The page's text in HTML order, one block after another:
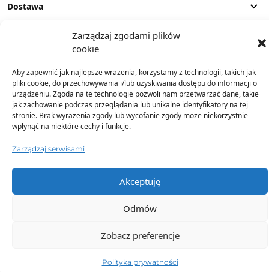
Zarządzaj zgodami plików
cookie
Aby zapewnić jak najlepsze wrażenia, korzystamy z technologii, takich jak
pliki cookie, do przechowywania i/lub uzyskiwania dostępu do informacji o
urządzeniu. Zgoda na te technologie pozwoli nam przetwarzać dane, takie
jak zachowanie podczas przeglądania lub unikalne identyfikatory na tej
stronie. Brak wyrażenia zgody lub wycofanie zgody może niekorzystnie
wpłynąć na niektóre cechy i funkcje.
Zarządzaj serwisami
Akceptuję
Odmów
Zobacz preferencje
Polityka prywatności
Dostawa
Dodatkowe informacje
TO SIĘ TERAZ SPRZEDAJE